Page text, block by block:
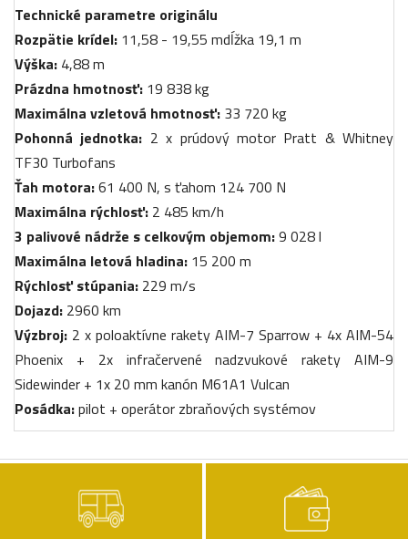
Technické parametre originálu
Rozpätie krídel: 11,58 - 19,55 mdĺžka 19,1 m
Výška: 4,88 m
Prázdna hmotnosť: 19 838 kg
Maximálna vzletová hmotnosť: 33 720 kg
Pohonná jednotka: 2 x prúdový motor Pratt & Whitney
TF30 Turbofans
Ťah motora:61 400 N, s ťahom 124 700 N
Maximálna rýchlosť: 2 485 km/h
3 palivové nádrže s celkovým objemom:9 028 l
Maximálna letová hladina: 15 200 m
Rýchlosť stúpania: 229 m/s
Dojazd: 2960 km
Výzbroj: 2 x poloaktívne rakety AIM-7 Sparrow + 4x AIM-54
Phoenix + 2x infračervené nadzvukové rakety AIM-9
Sidewinder + 1x 20 mm kanón M61A1 Vulcan
Posádka:pilot + operátor zbraňových systémov